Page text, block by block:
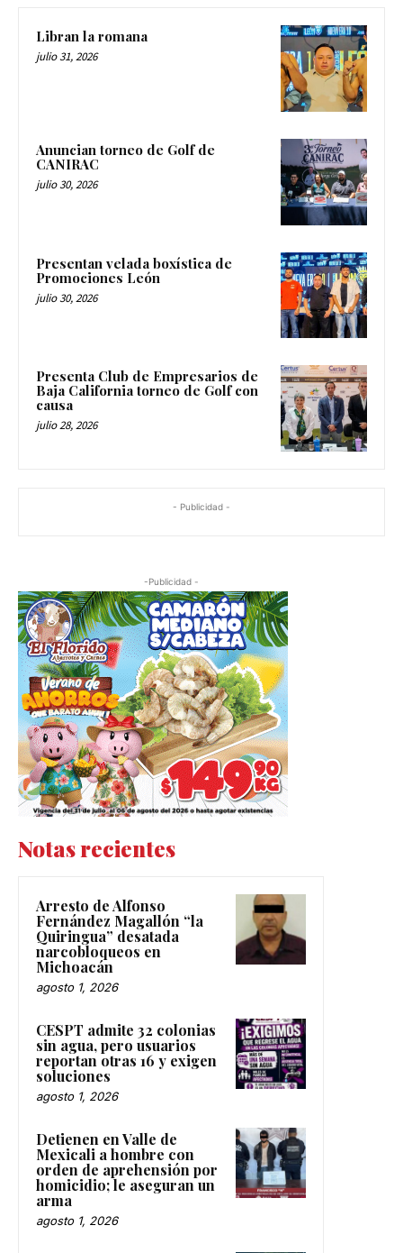
Libran la romana
julio 31, 2026
Anuncian torneo de Golf de
CANIRAC
julio 30, 2026
Presentan velada boxística de
Promociones León
julio 30, 2026
Presenta Club de Empresarios de
Baja California torneo de Golf con
causa
julio 28, 2026
- Publicidad -
-Publicidad -
Notas recientes
Arresto de Alfonso
Fernández Magallón “la
Quiringua” desatada
narcobloqueos en
Michoacán
agosto 1, 2026
CESPT admite 32 colonias
sin agua, pero usuarios
reportan otras 16 y exigen
soluciones
agosto 1, 2026
Detienen en Valle de
Mexicali a hombre con
orden de aprehensión por
homicidio; le aseguran un
arma
agosto 1, 2026